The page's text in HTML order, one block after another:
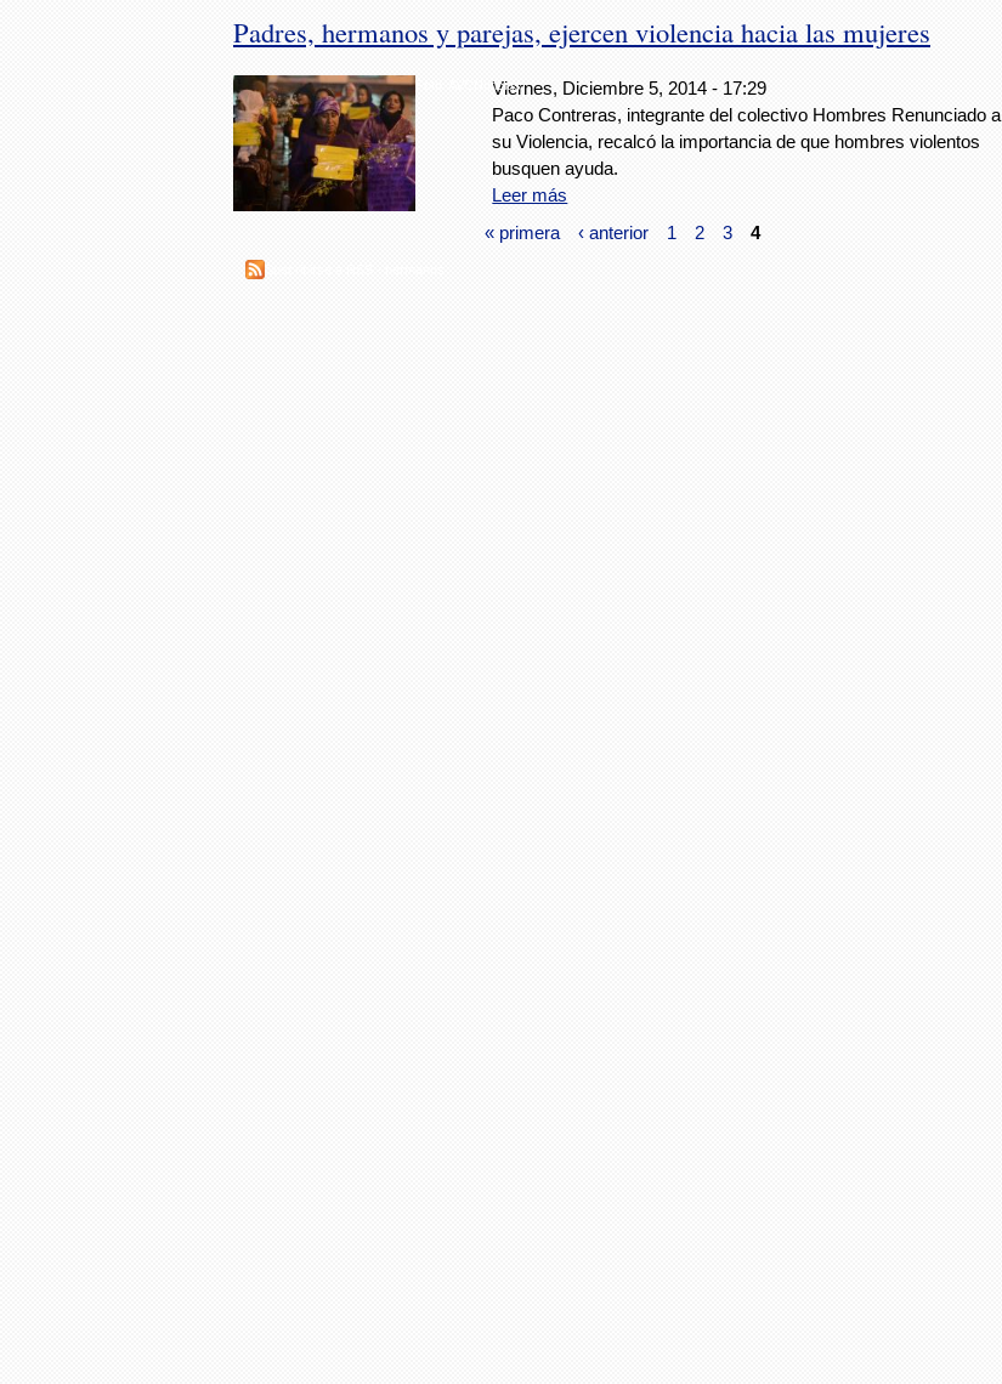
Padres, hermanos y parejas, ejercen violencia hacia las mujeres
Foto: AVCNoticiasViernes, Diciembre 5, 2014 - 17:29
Paco Contreras, integrante del colectivo Hombres Renunciado a
su Violencia, recalcó la importancia de que hombres violentos
busquen ayuda.
Leer más
« primera
‹ anterior 1 2 3 4